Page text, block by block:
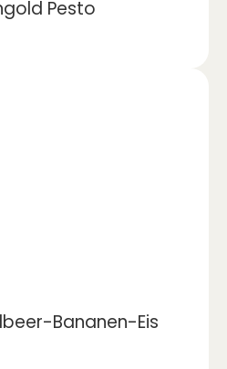
Pesto
Bananen-Eis